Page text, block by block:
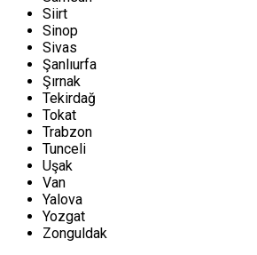
Siirt
Sinop
Sivas
Şanlıurfa
Şırnak
Tekirdağ
Tokat
Trabzon
Tunceli
Uşak
Van
Yalova
Yozgat
Zonguldak